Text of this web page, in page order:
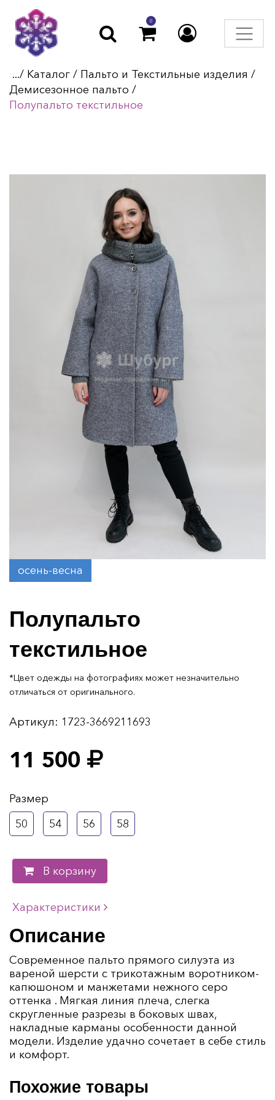
0
.../ Каталог / Пальто и Текстильные изделия /
Демисезонное пальто /
Полупальто текстильное
осень-весна
Полупальто
текстильное
*Цвет одежды на фотографиях может незначительно
отличаться от оригинального.
Артикул: 1723-3669211693
11 500
Размер
50
54 56 58
В корзину
Характеристики
Описание
Современное пальто прямого силуэта из
вареной шерсти с трикотажным воротником-
капюшоном и манжетами нежного серо
оттенка . Мягкая линия плеча, слегка
скругленные разрезы в боковых швах,
накладные карманы особенности данной
модели. Изделие удачно сочетает в себе стиль
и комфорт.
Похожие товары